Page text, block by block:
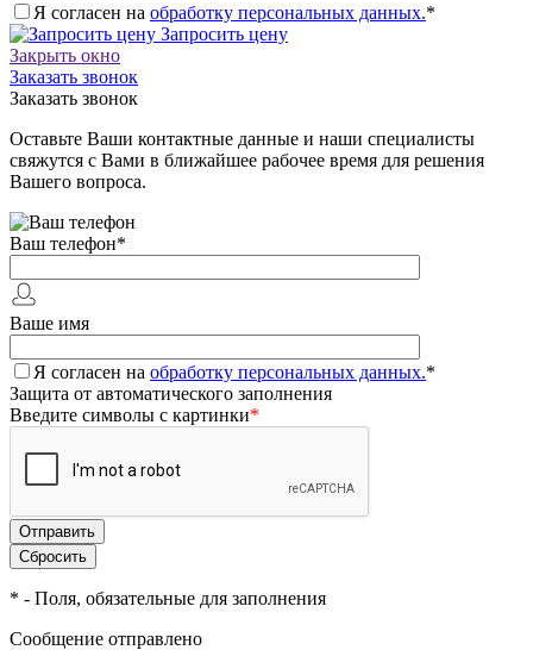
Я согласен на обработку персональных данных.*
Запросить цену
Закрыть окно
Заказать звонок
Заказать звонок
Оставьте Ваши контактные данные и наши специалисты
свяжутся с Вами в ближайшее рабочее время для решения
Вашего вопроса.
Ваш телефон*
Ваше имя
Я согласен на обработку персональных данных.*
Защита от автоматического заполнения
Введите символы с картинки*
* - Поля, обязательные для заполнения
Сообщение отправлено